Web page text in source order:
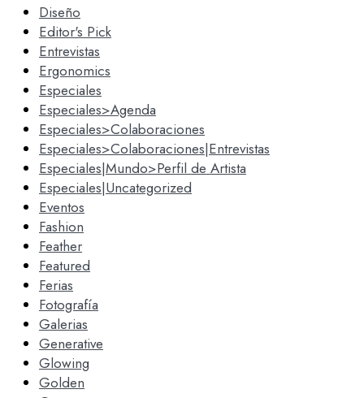
Diseño
Editor's Pick
Entrevistas
Ergonomics
Especiales
Especiales>Agenda
Especiales>Colaboraciones
Especiales>Colaboraciones|Entrevistas
Especiales|Mundo>Perfil de Artista
Especiales|Uncategorized
Eventos
Fashion
Feather
Featured
Ferias
Fotografía
Galerias
Generative
Glowing
Golden